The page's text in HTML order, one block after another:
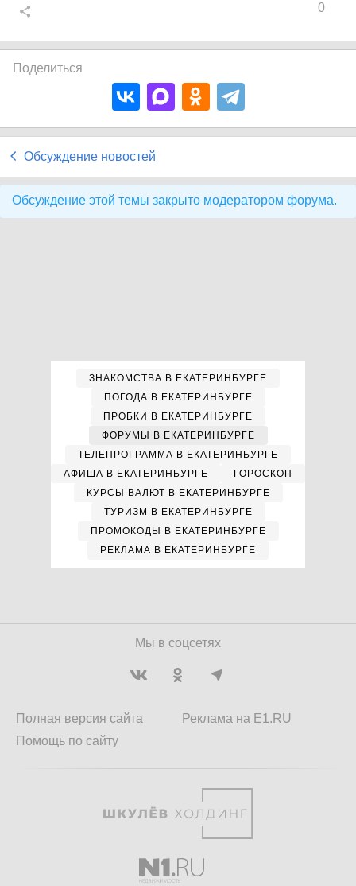
0
Поделиться
Обсуждение новостей
Обсуждение этой темы закрыто модератором форума.
ЗНАКОМСТВА В ЕКАТЕРИНБУРГЕ
ПОГОДА В ЕКАТЕРИНБУРГЕ
ПРОБКИ В ЕКАТЕРИНБУРГЕ
ФОРУМЫ В ЕКАТЕРИНБУРГЕ
ТЕЛЕПРОГРАММА В ЕКАТЕРИНБУРГЕ
АФИША В ЕКАТЕРИНБУРГЕ
ГОРОСКОП
КУРСЫ ВАЛЮТ В ЕКАТЕРИНБУРГЕ
ТУРИЗМ В ЕКАТЕРИНБУРГЕ
ПРОМОКОДЫ В ЕКАТЕРИНБУРГЕ
РЕКЛАМА В ЕКАТЕРИНБУРГЕ
Мы в соцсетях
Полная версия сайта
Помощь по сайту
Реклама на E1.RU